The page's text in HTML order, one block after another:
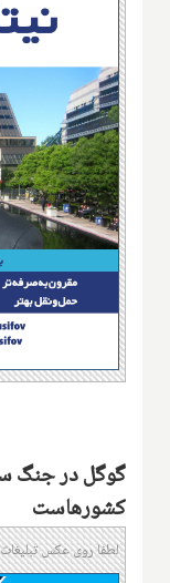
گوگل در جنگ
کشورهاست
لطفا روی عکس